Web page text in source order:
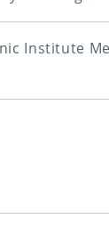
Institute